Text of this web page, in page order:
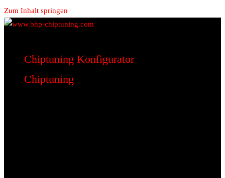
Zum Inhalt springen
www.bhp-chiptuning.com
BHP Motorsport
Chiptuning Konfigurator
Chiptuning